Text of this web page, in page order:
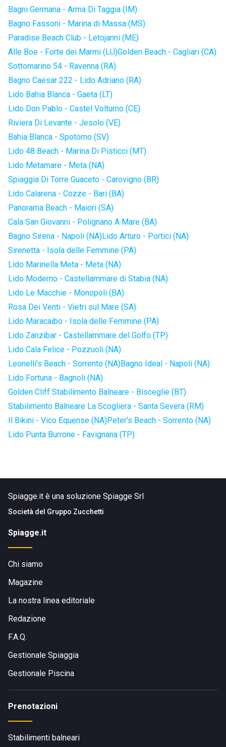
Bagni Germana - Arma Di Taggia (IM)
Bagno Fassoni - Marina di Massa (MS)
Paradise Beach Club - Letojanni (ME)
Alle Boe - Forte dei Marmi (LU)Golden Beach - Cagliari (CA)
Sottomarino 54 - Ravenna (RA)
Bagno Caesar 222 - Lido Adriano (RA)
Lido Bahia Blanca - Gaeta (LT)
Lido Don Pablo - Castel Volturno (CE)
Riviera Di Levante - Jesolo (VE)
Bahia Blanca - Spotorno (SV)
Lido 48 Beach - Marina Di Pisticci (MT)
Lido Metamare - Meta (NA)
Spiaggia Di Torre Guaceto - Carovigno (BR)
Lido Calarena - Cozze - Bari (BA)
Panorama Beach - Maiori (SA)
Cala San Giovanni - Polignano A Mare (BA)
Bagno Sirena - Napoli (NA)Lido Arturo - Portici (NA)
Sirenetta - Isola delle Femmine (PA)
Lido Marinella Meta - Meta (NA)
Lido Moderno - Castellammare di Stabia (NA)
Lido Le Macchie - Monopoli (BA)
Rosa Dei Venti - Vietri sul Mare (SA)
Lido Maracaibo - Isola delle Femmine (PA)
Lido Zanzibar - Castellammare del Golfo (TP)
Lido Cala Felice - Pozzuoli (NA)
Leonelli's Beach - Sorrento (NA)Bagno Ideal - Napoli (NA)
Lido Fortuna - Bagnoli (NA)
Golden Cliff Stabilimento Balneare - Bisceglie (BT)
Stabilimento Balneare La Scogliera - Santa Severa (RM)
Il Bikini - Vico Equense (NA)Peter's Beach - Sorrento (NA)
Lido Punta Burrone - Favignana (TP)
Spiagge.it è una soluzione Spiagge Srl
Società del Gruppo Zucchetti
Spiagge.it
Chi siamo
Magazine
La nostra linea editoriale
Redazione
F.A.Q.
Gestionale Spiaggia
Gestionale Piscina
Prenotazioni
Stabilimenti balneari